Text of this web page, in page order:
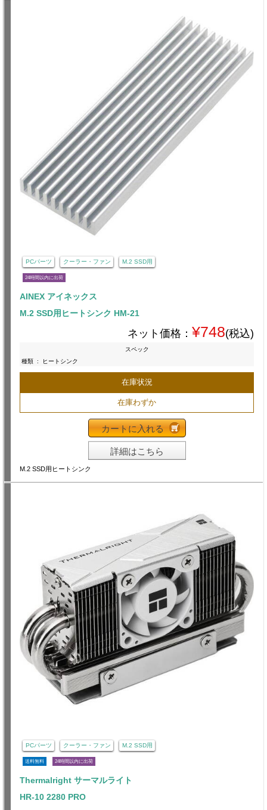
PCパーツ クーラー・ファン M.2 SSD用
24時間以内に出荷
AINEX アイネックス
M.2 SSD用ヒートシンク HM-21
ネット価格： ¥748(税込)
スペック
種類 : ヒートシンク
在庫状況
在庫わずか
カートに入れる
詳細はこちら
M.2 SSD用ヒートシンク
PCパーツ クーラー・ファン M.2 SSD用
送料無料 24時間以内に出荷
Thermalright サーマルライト
HR-10 2280 PRO